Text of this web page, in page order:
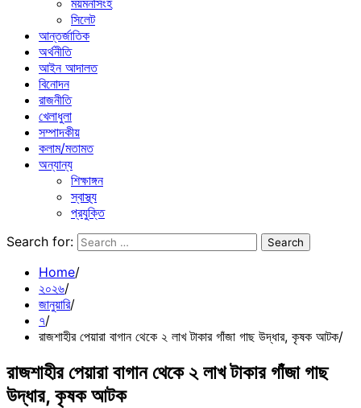
ময়মনসিংহ
সিলেট
আন্তর্জাতিক
অর্থনীতি
আইন আদালত
বিনোদন
রাজনীতি
খেলাধুলা
সম্পাদকীয়
কলাম/মতামত
অন্যান্য
শিক্ষাঙ্গন
স্বাস্থ্য
প্রযুক্তি
Search for:
Home
২০২৬
জানুয়ারি
৭
রাজশাহীর পেয়ারা বাগান থেকে ২ লাখ টাকার গাঁজা গাছ উদ্ধার, কৃষক আটক
রাজশাহীর পেয়ারা বাগান থেকে ২ লাখ টাকার গাঁজা গাছ
উদ্ধার, কৃষক আটক